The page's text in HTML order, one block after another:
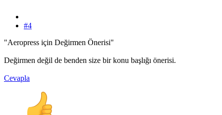
#4
"Aeropress için Değirmen Önerisi"
Değirmen değil de benden size bir konu başlığı önerisi.
Cevapla